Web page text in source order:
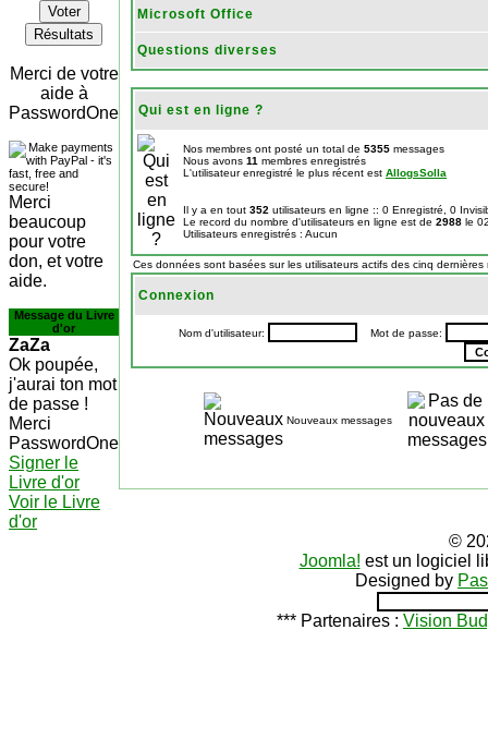
Voter
Résultats
Merci de votre
aide à
PasswordOne
Merci
beaucoup
pour votre
don, et votre
aide.
Message du Livre
d'or
ZaZa
Ok poupée,
j'aurai ton mot
de passe !
Merci
PasswordOne
Signer le
Livre d'or
Voir le Livre
d'or
Microsoft Office
Questions diverses
Qui est en ligne ?
Nos membres ont posté un total de 5355 messages
Nous avons 11 membres enregistrés
L'utilisateur enregistré le plus récent est AllogsSolla
Il y a en tout 352 utilisateurs en ligne :: 0 Enregistré, 0
Le record du nombre d'utilisateurs en ligne est de 2988 le
Utilisateurs enregistrés : Aucun
Ces données sont basées sur les utilisateurs actifs des cinq dernières
Connexion
Nom d'utilisateur: Mot de passe:
Nouveaux messages
©
Joomla! est un logiciel
Designed by
*** Partenaires : Vision